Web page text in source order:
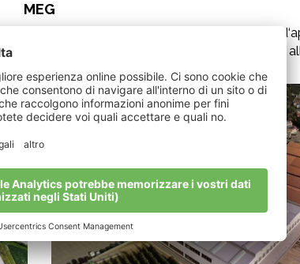
MEG
& 14,00 alle 18,00
Orari
08,00